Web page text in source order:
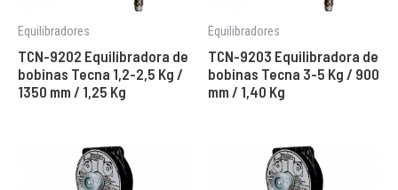
Equilibradores
TCN-9202 Equilibradora de
bobinas Tecna 1,2-2,5 Kg /
1350 mm / 1,25 Kg
Equilibradores
TCN-9203 Equilibradora de
bobinas Tecna 3-5 Kg / 900
mm / 1,40 Kg